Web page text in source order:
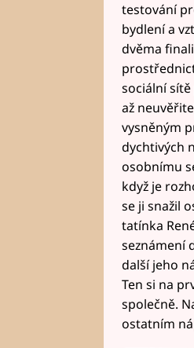
testování
bydlení a
dvěma
sociální
až
vysněným
dychtivých
osobnímu
když je
se ji snažil
tatínka
seznámení
další jeho
Ten si na
společně.
ostatním